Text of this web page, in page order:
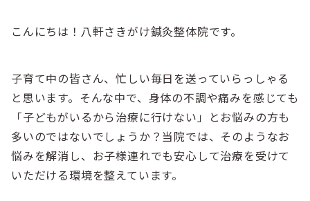
こんにちは！八軒さきがけ鍼灸整体院です。
子育て中の皆さん、忙しい毎日を送っていらっしゃる
と思います。そんな中で、身体の不調や痛みを感じても
「子どもがいるから治療に行けない」とお悩みの方も
多いのではないでしょうか？当院では、そのようなお
悩みを解消し、お子様連れでも安心して治療を受けて
いただける環境を整えています。